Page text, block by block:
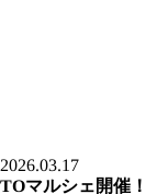
2026.03.17
TOマルシェ開催！